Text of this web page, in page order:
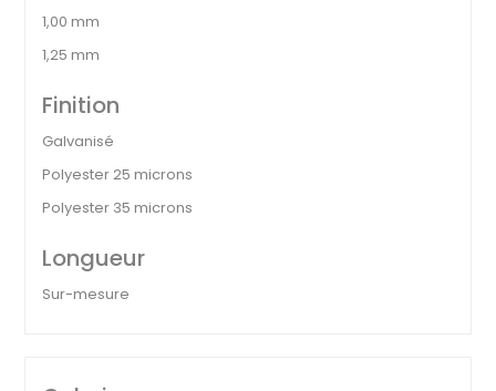
1,00 mm
1,25 mm
Finition
Galvanisé
Polyester 25 microns
Polyester 35 microns
Longueur
Sur-mesure